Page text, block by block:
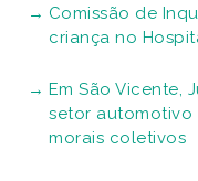
Comissão de
criança no
Em São Vicente,
setor automotivo
morais coletivos